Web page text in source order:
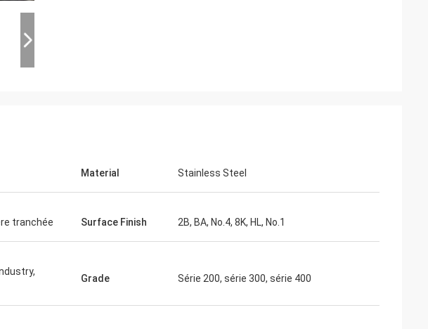
Material Stainless Steel
tranchée Surface Finish 2B, BA, No.4, 8K, HL, No.1
Grade Série 200, série 300, série 400